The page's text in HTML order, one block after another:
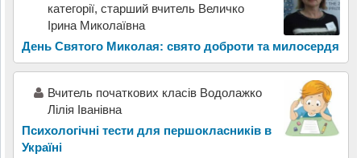
категорії, старший вчитель Величко
Ірина Миколаївна
День Святого Миколая: свято доброти та милосердя
Вчитель початкових класів Водолажко
Лілія Іванівна
Психологічні тести для першокласників в
Україні